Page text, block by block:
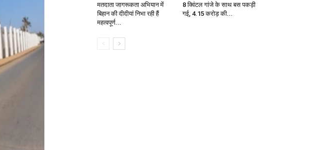
मतदाता जागरूकता अभियान में
बिहान की दीदीयां निभा रही हैं
महत्वपूर्ण...
8 क्विंटल गांजे के साथ बस पकड़ी
गई, 4.15 करोड़ की...